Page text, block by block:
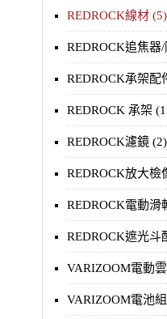
REDROCK線材 (5)
REDROCK追焦器
REDROCK承架配
REDROCK 承架
REDROCK濾鏡 (2)
REDROCK放大檢
REDROCK電動滑
REDROCK遮光斗
VARIZOOM電動
VARIZOOM電池